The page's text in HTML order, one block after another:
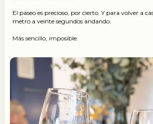
El paseo es precioso, por cierto. Y para volver a
metro a veinte segundos andando.
Más sencillo, imposible.